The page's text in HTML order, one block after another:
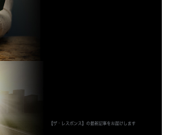
【ザ・レスポンス】の最新記事をお届けします